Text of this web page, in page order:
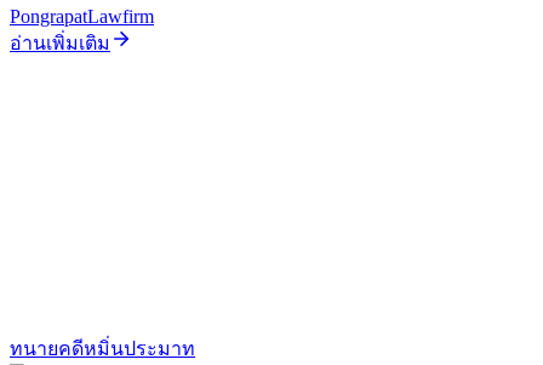
PongrapatLawfirm
อ่านเพิ่มเติม
ทนายคดีหมิ่นประมาท